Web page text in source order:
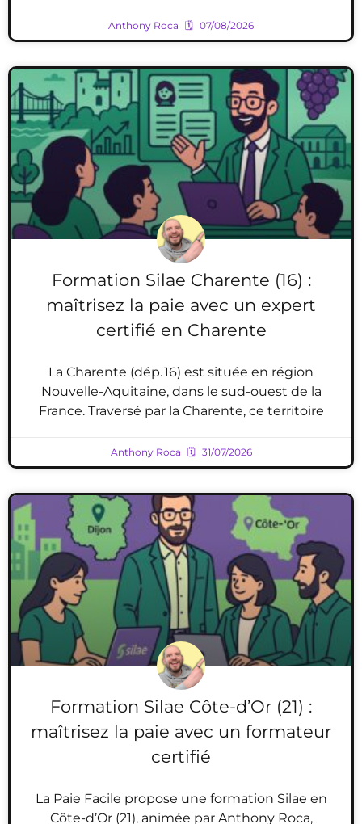
Anthony Roca 07/08/2026
Formation Silae Charente (16) :
maîtrisez la paie avec un expert
certifié en Charente
La Charente (dép. 16) est située en région
Nouvelle-Aquitaine, dans le sud-ouest de la
France. Traversé par la Charente, ce territoire
Anthony Roca 31/07/2026
Formation Silae Côte-d’Or (21) :
maîtrisez la paie avec un formateur
certifié
La Paie Facile propose une formation Silae en
Côte-d’Or (21), animée par Anthony Roca,